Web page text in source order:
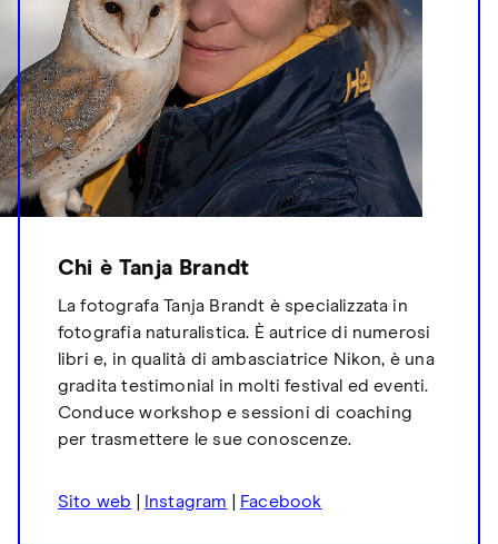
Chi è Tanja Brandt
La fotografa Tanja Brandt è specializzata in
fotografia naturalistica. È autrice di numerosi
libri e, in qualità di ambasciatrice Nikon, è una
gradita testimonial in molti festival ed eventi.
Conduce workshop e sessioni di coaching
per trasmettere le sue conoscenze.
Sito web Instagram Facebook